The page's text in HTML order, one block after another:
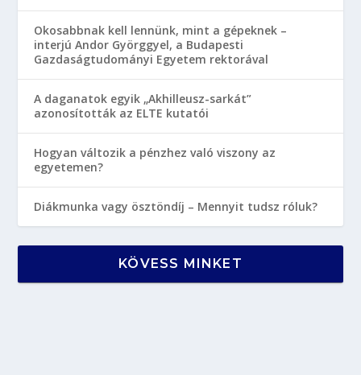
Okosabbnak kell lennünk, mint a gépeknek –
interjú Andor Györggyel, a Budapesti
Gazdaságtudományi Egyetem rektorával
A daganatok egyik „Akhilleusz-sarkát”
azonosították az ELTE kutatói
Hogyan változik a pénzhez való viszony az
egyetemen?
Diákmunka vagy ösztöndíj – Mennyit tudsz róluk?
KÖVESS MINKET